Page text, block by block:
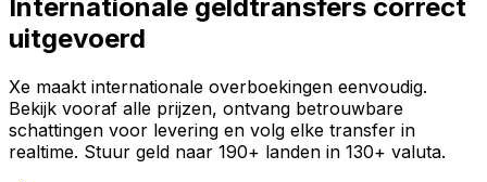
Internationale geldtransfers correct
uitgevoerd
Xe maakt internationale overboekingen eenvoudig.
Bekijk vooraf alle prijzen, ontvang betrouwbare
schattingen voor levering en volg elke transfer in
realtime. Stuur geld naar 190+ landen in 130+ valuta.